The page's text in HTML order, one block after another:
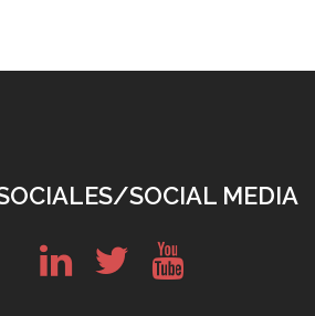
SOCIAL MEDIA